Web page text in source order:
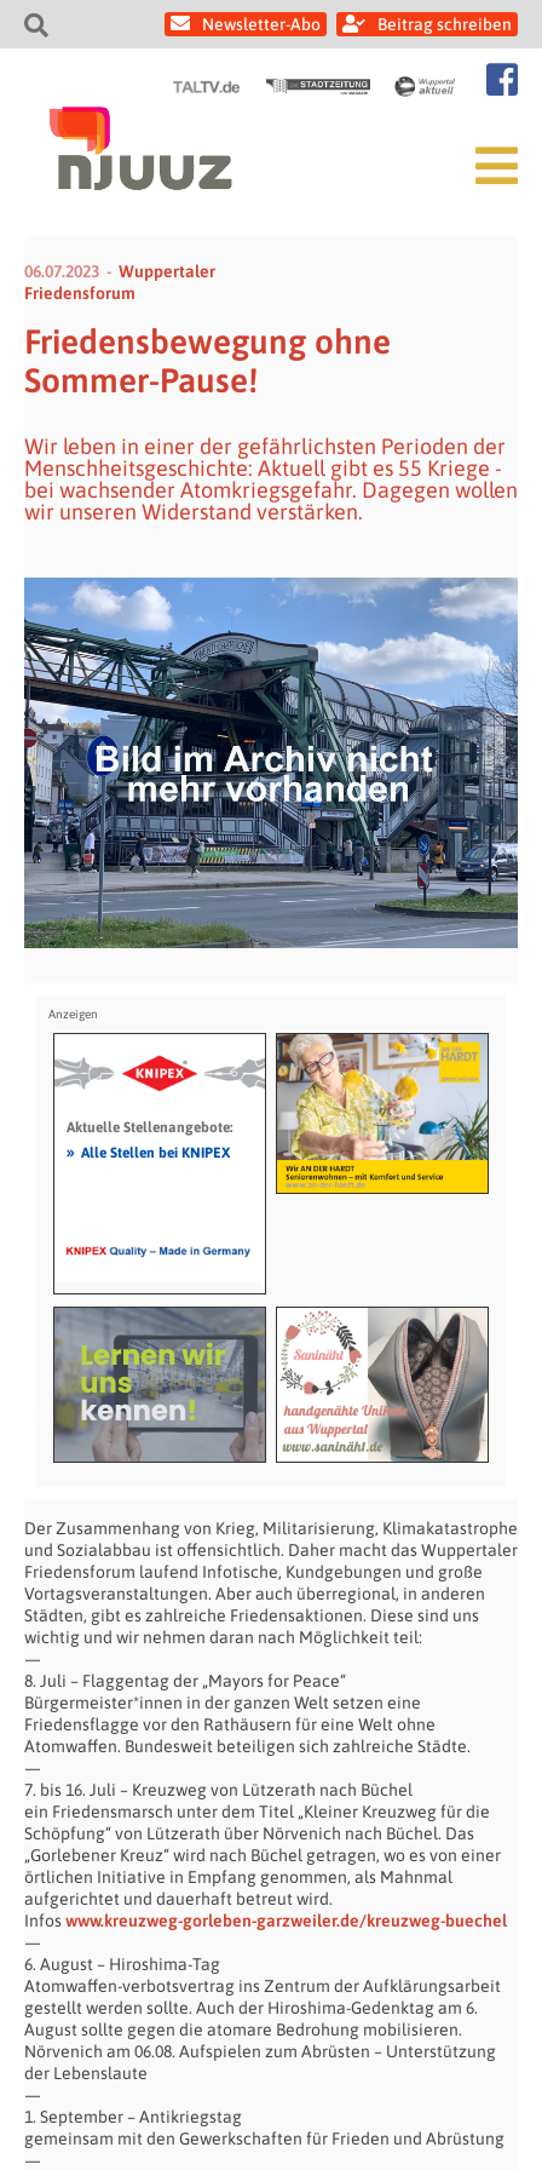
Newsletter-Abo Beitrag schreiben
06.07.2023
Wuppertaler
Friedensforum
Friedensbewegung ohne
Sommer-Pause!
Wir leben in einer der gefährlichsten Perioden der
Menschheitsgeschichte: Aktuell gibt es 55 Kriege -
bei wachsender Atomkriegsgefahr. Dagegen wollen
wir unseren Widerstand verstärken.
Aktuelle Stellenangebote:
» Alle Stellen bei KNIPEX
Der Zusammenhang von Krieg, Militarisierung, Klimakatastrophe
und Sozialabbau ist offensichtlich. Daher macht das Wuppertaler
Friedensforum laufend Infotische, Kundgebungen und große
Vortagsveranstaltungen. Aber auch überregional, in anderen
Städten, gibt es zahlreiche Friedensaktionen. Diese sind uns
wichtig und wir nehmen daran nach Möglichkeit teil:
—
8. Juli – Flaggentag der „Mayors for Peace“
Bürgermeister*innen in der ganzen Welt setzen eine
Friedensflagge vor den Rathäusern für eine Welt ohne
Atomwaffen. Bundesweit beteiligen sich zahlreiche Städte.
—
7. bis 16. Juli – Kreuzweg von Lützerath nach Büchel
ein Friedensmarsch unter dem Titel „Kleiner Kreuzweg für die
Schöpfung“ von Lützerath über Nörvenich nach Büchel. Das
„Gorlebener Kreuz“ wird nach Büchel getragen, wo es von einer
örtlichen Initiative in Empfang genommen, als Mahnmal
aufgerichtet und dauerhaft betreut wird.
Infoswww.kreuzweg-gorleben-garzweiler.de/kreuzweg-buechel
—
6. August – Hiroshima-Tag
Atomwaffen-verbotsvertrag ins Zentrum der Aufklärungsarbeit
gestellt werden sollte. Auch der Hiroshima-Gedenktag am 6.
August sollte gegen die atomare Bedrohung mobilisieren.
Nörvenich am 06.08. Aufspielen zum Abrüsten – Unterstützung
der Lebenslaute
—
1. September – Antikriegstag
gemeinsam mit den Gewerkschaften für Frieden und Abrüstung
—